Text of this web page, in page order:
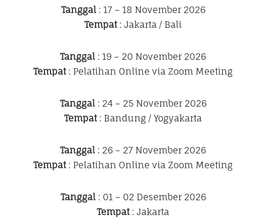
Tanggal: 17 – 18 November 2026
Tempat: Jakarta / Bali
Tanggal : 19 – 20 November 2026
Tempat: Pelatihan Online via Zoom Meeting
Tanggal: 24 – 25 November 2026
Tempat: Bandung / Yogyakarta
Tanggal : 26 – 27 November 2026
Tempat: Pelatihan Online via Zoom Meeting
Tanggal: 01 – 02 Desember 2026
Tempat: Jakarta